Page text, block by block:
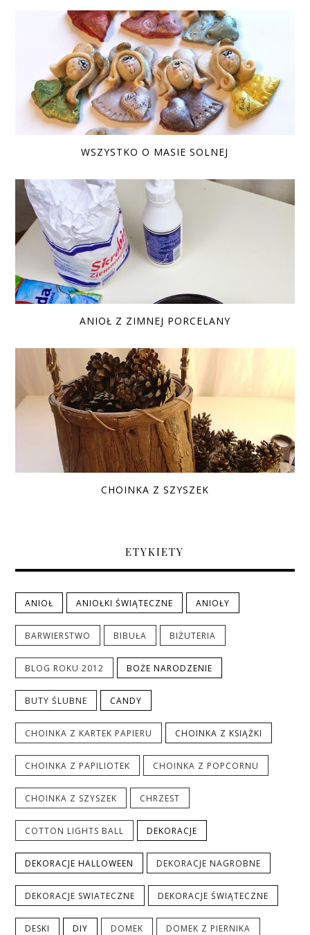
WSZYSTKO O MASIE SOLNEJ
ANIOŁ Z ZIMNEJ PORCELANY
CHOINKA Z SZYSZEK
ETYKIETY
ANIOŁ ANIOŁKI ŚWIĄTECZNE ANIOŁY
BARWIERSTWO BIBUŁA BIŻUTERIA
BLOG ROKU 2012 BOŻE NARODZENIE
BUTY ŚLUBNE CANDY
CHOINKA Z KARTEK PAPIERU CHOINKA Z KSIĄŻKI
CHOINKA Z PAPILIOTEK CHOINKA Z POPCORNU
CHOINKA Z SZYSZEK CHRZEST
COTTON LIGHTS BALL DEKORACJE
DEKORACJE HALLOWEEN DEKORACJE NAGROBNE
DEKORACJE SWIATECZNE DEKORACJE ŚWIĄTECZNE
DESKI DIY DOMEK DOMEK Z PIERNIKA